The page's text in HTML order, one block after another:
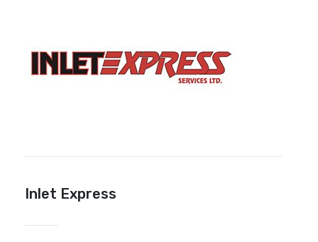
Inlet Express